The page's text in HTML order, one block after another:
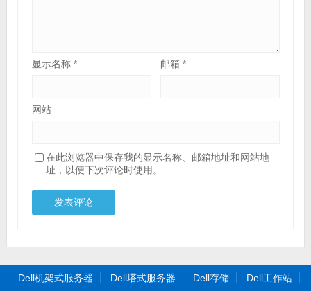
显示名称 * 邮箱*
网站
在此浏览器中保存我的显示名称、邮箱地址和网站地
址，以便下次评论时使用。
Dell机架式服务器 Dell塔式服务器 Dell存储
Dell工作站